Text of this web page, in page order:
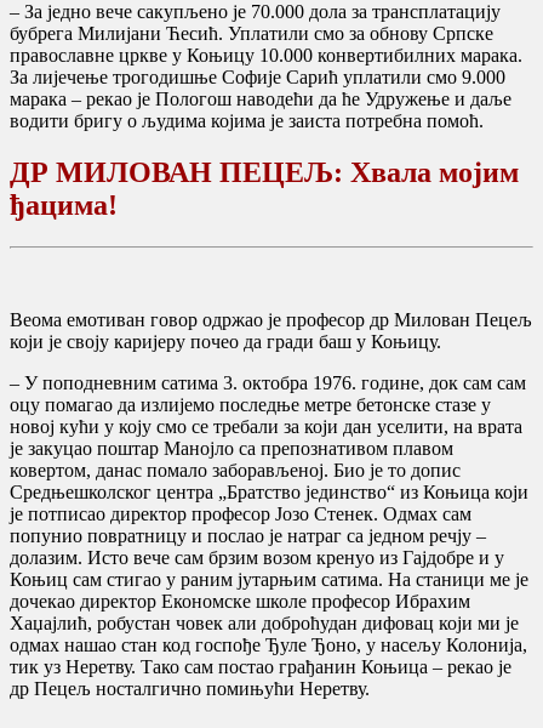
– За једно вече сакупљено је 70.000 дола за трансплатацију
бубрега Милијани Ћесић. Уплатили смо за обнову Српске
православне цркве у Коњицу 10.000 конвертибилних марака.
За лијечење трогодишње Софије Сарић уплатили смо 9.000
марака – рекао је Пологош наводећи да ће Удружење и даље
водити бригу о људима којима је заиста потребна помоћ.
ДР МИЛОВАН ПЕЦЕЉ: Хвала мојим
ђацима!
Веома емотиван говор одржао је професор др Милован Пецељ
који је своју каријеру почео да гради баш у Коњицу.
– У поподневним сатима 3. октобра 1976. године, док сам сам
оцу помагао да излијемо последње метре бетонске стазе у
новој кући у коју смо се требали за који дан уселити, на врата
је закуцао поштар Манојло са препознативом плавом
ковертом, данас помало заборављеној. Био је то допис
Средњешколског центра „Братство јединство“ из Коњица који
је потписао директор професор Јозо Стенек. Одмах сам
попунио повратницу и послао је натраг са једном речју –
долазим. Исто вече сам брзим возом кренуо из Гајдобре и у
Коњиц сам стигао у раним јутарњим сатима. На станици ме је
дочекао директор Економске школе професор Ибрахим
Хаџајлић, робустан човек али доброћудан дифовац који ми је
одмах нашао стан код госпође Ђуле Ђоно, у насељу Колонија,
тик уз Неретву. Тако сам постао грађанин Коњица – рекао је
др Пецељ носталгично помињући Неретву.